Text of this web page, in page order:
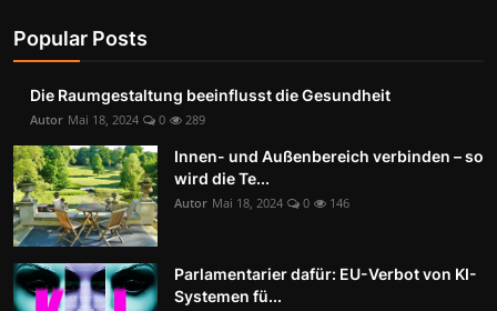
Popular Posts
Die Raumgestaltung beeinflusst die Gesundheit
Autor Mai 18, 2024 0 289
Innen- und Außenbereich verbinden – so
wird die Te...
Autor Mai 18, 2024 0 146
Parlamentarier dafür: EU-Verbot von KI-
Systemen fü...